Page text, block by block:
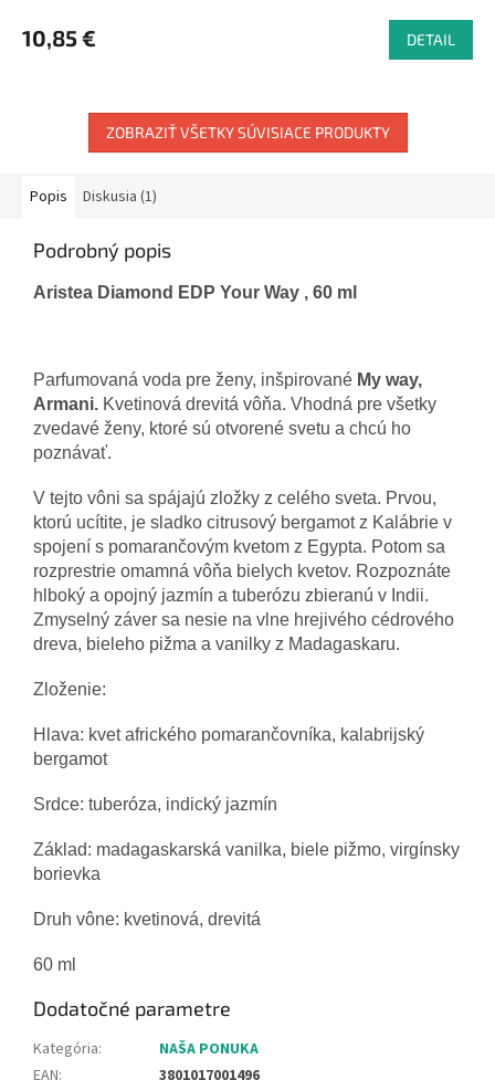
10,85 € DETAIL
ZOBRAZIŤ VŠETKY SÚVISIACE PRODUKTY
Popis Diskusia (1)
Podrobný popis
Aristea Diamond EDP Your Way , 60 ml
Parfumovaná voda pre ženy, inšpirované My way,
Armani. Kvetinová drevitá vôňa. Vhodná pre všetky
zvedavé ženy, ktoré sú otvorené svetu a chcú ho
poznávať.
V tejto vôni sa spájajú zložky z celého sveta. Prvou,
ktorú ucítite, je sladko citrusový bergamot z Kalábrie v
spojení s pomarančovým kvetom z Egypta. Potom sa
rozprestrie omamná vôňa bielych kvetov. Rozpoznáte
hlboký a opojný jazmín a tuberózu zbieranú v Indii.
Zmyselný záver sa nesie na vlne hrejivého cédrového
dreva, bieleho pižma a vanilky z Madagaskaru.
Zloženie:
Hlava: kvet afrického pomarančovníka, kalabrijský
bergamot
Srdce: tuberóza, indický jazmín
Základ: madagaskarská vanilka, biele pižmo, virgínsky
borievka
Druh vône: kvetinová, drevitá
60 ml
Dodatočné parametre
Kategória:
NAŠA PONUKA